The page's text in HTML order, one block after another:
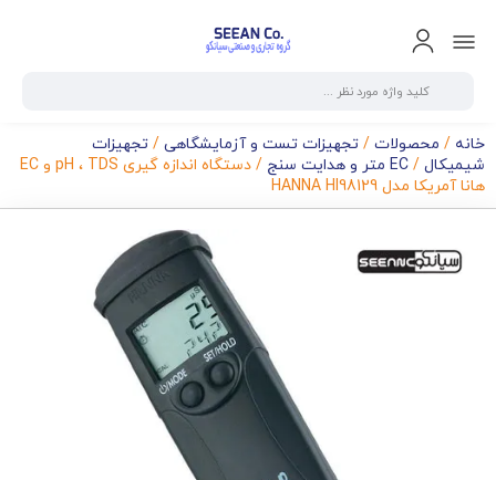
خانه / محصولات / تجهیزات تست و آزمایشگاهی / تجهیزات
شیمیکال / EC متر و هدایت سنج
/ دستگاه اندازه گیری pH ، TDS و EC
هانا آمریکا مدل HANNA HI98129